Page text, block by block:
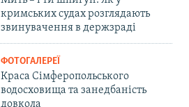
кримських судах розглядають
звинувачення в держзраді
ФОТОГАЛЕРЕЇ
Краса Сімферопольського
водосховища та занедбаність
довкола